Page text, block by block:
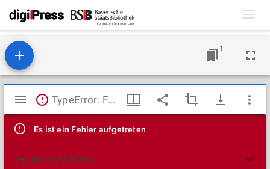
1
Mirador
Viewer
TypeError: Failed to fetch
Es ist ein Fehler aufgetreten
Technische Details